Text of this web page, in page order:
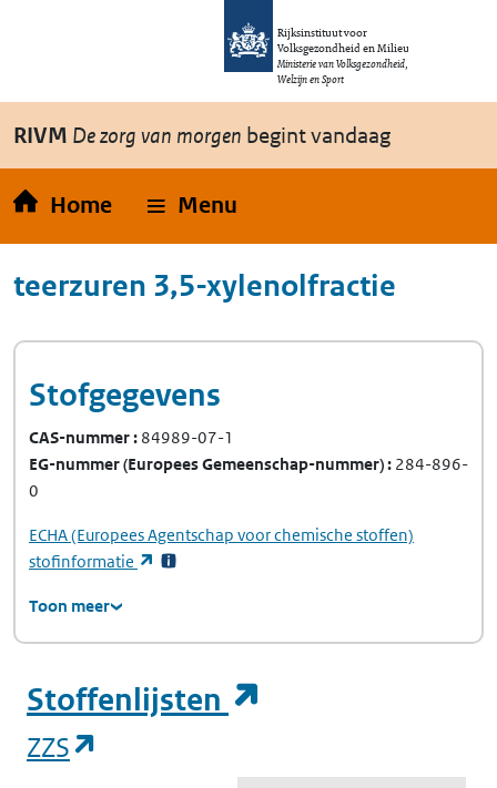
Overslaan en naar de inhoud gaan
Rijksinstituut voor
Volksgezondheid en Milieu
Ministerie van Volksgezondheid,
Welzijn en Sport
RIVM De zorg van morgen begint vandaag
Home Menu
teerzuren 3,5-xylenolfractie
Stofgegevens
CAS-nummer 84989-07-1
EG-nummer(Europees Gemeenschap-nummer) 284-896-
0
ECHA(Europees Agentschap voor chemische stoffen)
stofinformatie
(opent in een nieuw tabblad)
Toon meer
Stoffenlijsten
ZZS